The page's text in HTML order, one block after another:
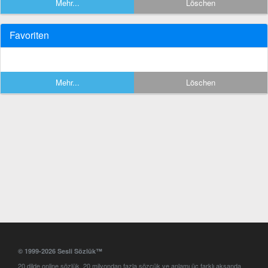
Mehr... Löschen
Favoriten
Mehr... Löschen
© 1999-2026 Sesli Sözlük™
20 dilde online sözlük. 20 milyondan fazla sözcük ve anlamı üç farklı aksanda